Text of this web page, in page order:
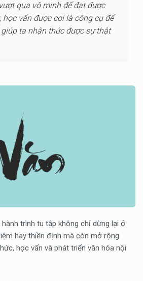
qua vô minh để đạt được
học vấn được coi là công cụ để
ta nhận thức được sự thật
trình tu tập không chỉ dừng lại ở
hay thiền định mà còn mở rộng
học vấn và phát triển văn hóa nội